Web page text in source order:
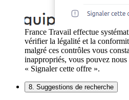
France Travail effectue
vérifier la légalité et la
malgré ces contrôles vous
inappropriés, vous pouvez
« Signaler cette offre ».
8. Suggestions de recherche